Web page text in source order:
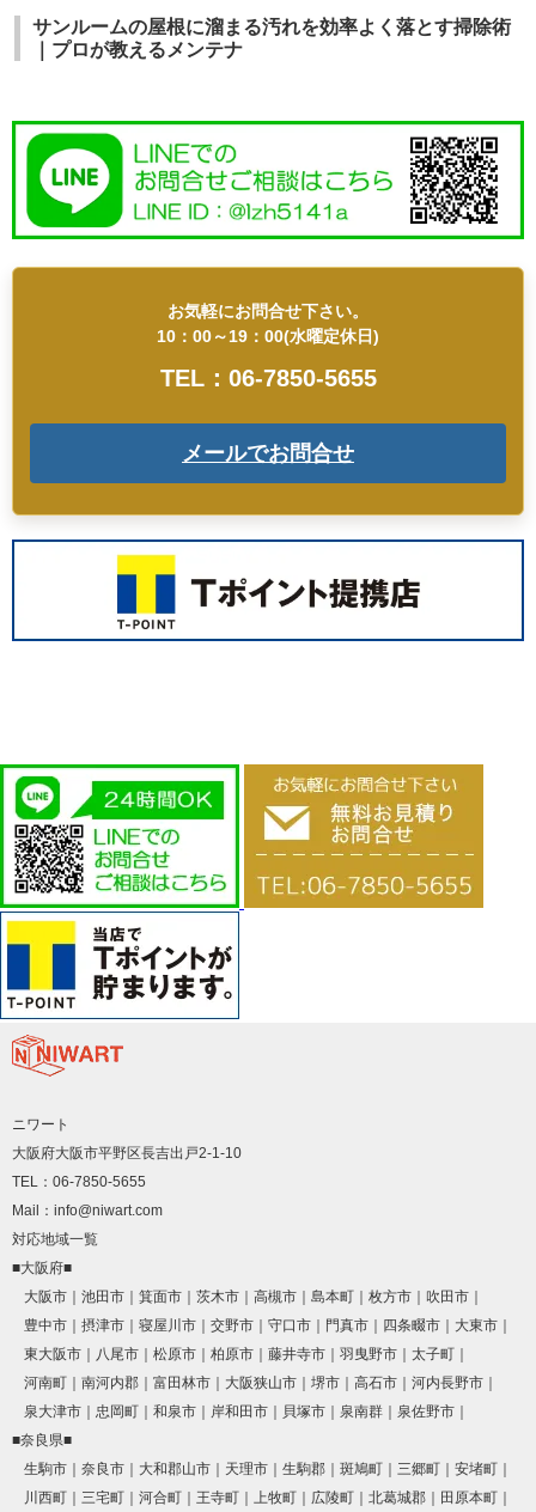
サンルームの屋根に溜まる汚れを効率よく落とす掃除術
｜プロが教えるメンテナ
お気軽にお問合せ下さい。
10：00～19：00(水曜定休日)
TEL：06-7850-5655
メールでお問合せ
ニワート
大阪府大阪市平野区長吉出戸2-1-10
TEL：06-7850-5655
Mail：info@niwart.com
対応地域一覧
■大阪府■
大阪市
池田市 箕面市 茨木市 高槻市 島本町 枚方市
吹田市
豊中市
摂津市 寝屋川市 交野市 守口市 門真市 四条畷市
大東市
東大阪市
八尾市 松原市 柏原市 藤井寺市 羽曳野市
太子町
河南町
南河内郡 富田林市 大阪狭山市 堺市 高石市
河内長野市
泉大津市
忠岡町 和泉市 岸和田市 貝塚市 泉南群
泉佐野市
■奈良県■
生駒市
奈良市 大和郡山市 天理市 生駒郡 斑鳩町 三郷町
安堵町
川西町
三宅町 河合町 王寺町 上牧町 広陵町 北葛城郡 田原本町